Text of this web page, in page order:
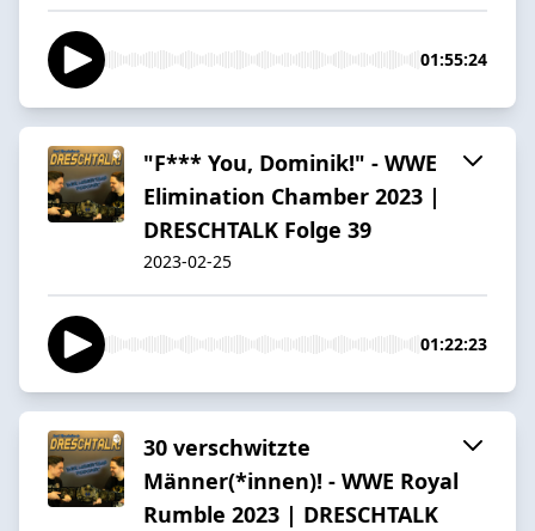
01:55:24
"F*** You, Dominik!" - WWE
Elimination Chamber 2023 |
DRESCHTALK Folge 39
2023-02-25
01:22:23
30 verschwitzte
Männer(*innen)! - WWE Royal
Rumble 2023 | DRESCHTALK